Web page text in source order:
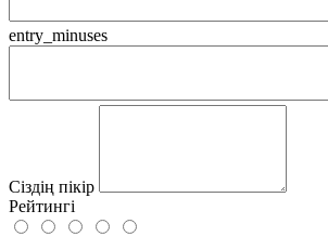
entry_minuses
Сіздің пікір
Рейтингі